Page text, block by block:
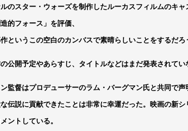
のスター・ウォーズを制作したルーカスフィルムのキ
的フォース」を評価、
作というこの空白のカンバスで素晴らしいことをするだろ
公開予定やあらすじ、タイトルなどはまだ発表されてい
監督はプロデューサーのラム・バーグマン氏と共同で
伝説に貢献できたことは非常に幸運だった。映画の新
ントしている。